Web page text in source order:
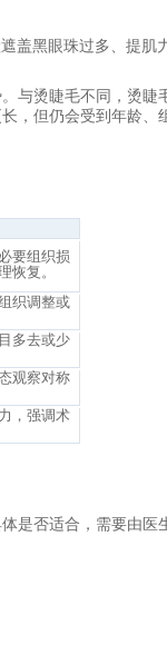
盖黑眼珠过多、提肌
与烫睫毛不同，烫睫
，但仍会受到年龄、
要组织损
恢复。
织调整或
多去或少
观察对称
，强调术
是否适合，需要由医